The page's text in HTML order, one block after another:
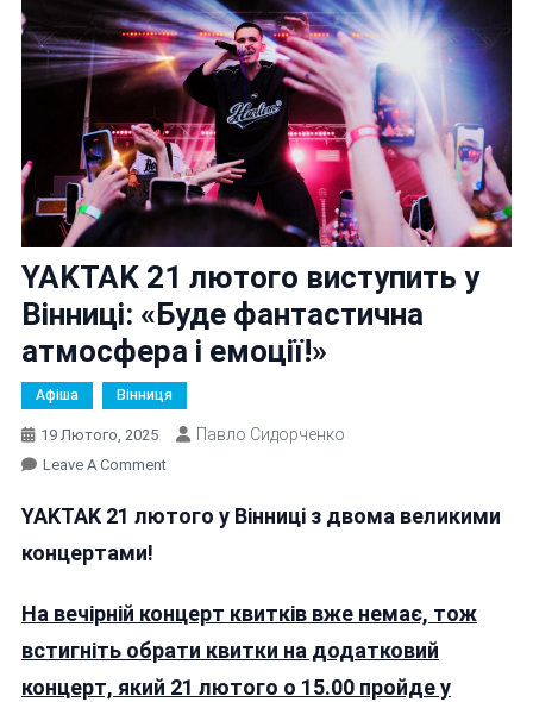
YAKTAK 21 лютого виступить у
Вінниці: «Буде фантастична
атмосфера і емоції!»
Афіша Вінниця
19 Лютого, 2025 Павло Сидорченко
Leave A CommentOn
21
Фантастична
Атмосфера І
Емоції!»
YAKTAK 21 лютого у Вінниці з двома великими
концертами!
На вечірній концерт квитків вже немає, тож
встигніть обрати квитки на додатковий
концерт, який 21 лютого о 15.00 пройде у